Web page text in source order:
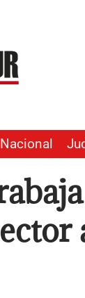
Nacional